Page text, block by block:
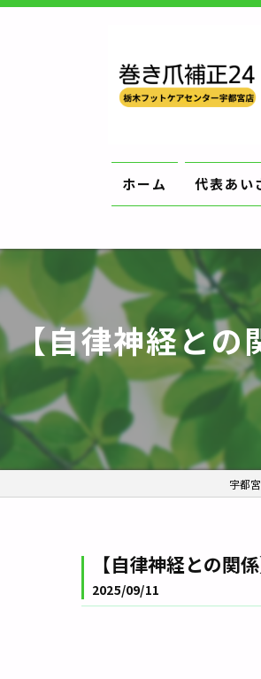
ホーム 代表あい
【自律神経との
宇都
【自律神経との関
2025/09/11